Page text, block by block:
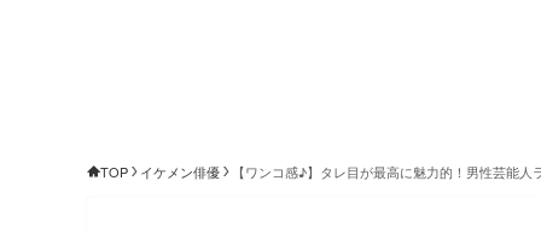
TOP イケメン俳優 【ワンコ感♪】タレ目が最高に魅力的！男性芸能